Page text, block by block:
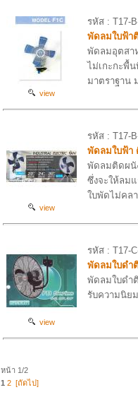
view
รหัส : T17-
พัดลมใบฟ้า
พัดลมอุตสา
ไม่เกะกะพื้
มาตราฐาน
view
รหัส : T17-
พัดลมใบฟ้า
พัดลมติดผนั
ซึ่งจะให้ลม
ใบพัดไม่คล
view
รหัส : T17-
พัดลมใบดำ
พัดลมใบดำ
รับความนิย
หน้า 1/2
1 2 [ถัดไป]